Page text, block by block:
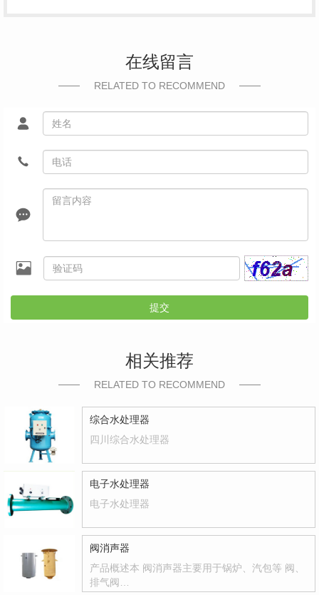
在线留言
RELATED TO RECOMMEND
提交
相关推荐
RELATED TO RECOMMEND
综合水处理器
四川综合水处理器
电子水处理器
电子水处理器
阀消声器
产品概述本 阀消声器主要用于锅炉、汽包等 阀、
排气阀…